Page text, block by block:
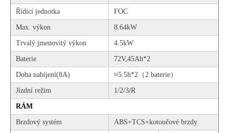
Řídicí jednotka FOC
Max. výkon 8.64kW
Trvalý jmenovitý výkon 4.5kW
Baterie 72V,45Ah*2
Doba nabíjení(8A) ≈5.5h*2（2 baterie）
Jízdní režim 1/2/3/R
RÁM
Brzdový systém ABS+TCS+kotoučové brzdy